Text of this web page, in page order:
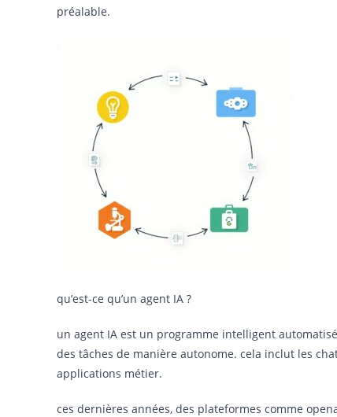
préalable.
qu’est-ce qu’un agent IA ?
un agent IA est un programme intelligent
des tâches de manière autonome. cela inclut les
applications métier.
ces dernières années, des plateformes comme